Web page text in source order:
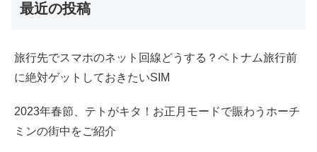
最近の投稿
旅行先でスマホのネット回線どうする？ベトナム旅行前
に絶対ゲットしておきたいSIM
2023年春節、テトがキタ！お正月モードで賑わうホーチ
ミンの街中をご紹介